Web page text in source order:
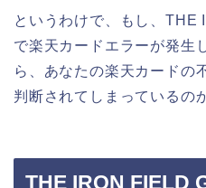
というわけで、もし、
で楽天カードエラーが発生
ら、あなたの楽天カードの
判断されてしまっているの
THE IRON FIELD